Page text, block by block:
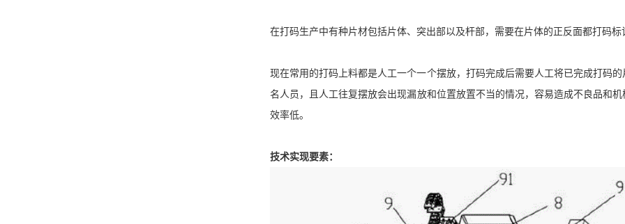
在打码生产中有种片材包括片体、突出部以及杆部，需要在片体的正反面都打码标
现在常用的打码上料都是人工一个一个摆放，打码完成后需要人工将已完成打码
名人员，
且人工往复摆放会出现漏放和位置放置不当的情况，容易造成不良品和
效率低。
技术实现要素：